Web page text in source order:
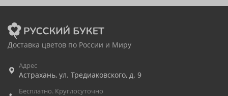
Доставка цветов по России и Миру
Адрес
Астрахань, ул. Тредиаковского, д. 9
Бесплатно. Круглосуточно